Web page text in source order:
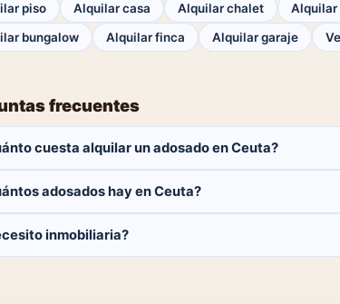
piso Alquilar casa Alquilar chalet Alquilar
bungalow
Alquilar finca Alquilar garaje
frecuentes
cuesta alquilar un adosado en Ceuta?
adosados hay en Ceuta?
inmobiliaria?